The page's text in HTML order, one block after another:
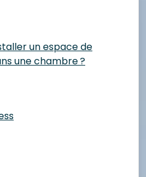
un espace de
une chambre ?